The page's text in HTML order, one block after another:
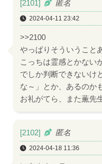
[2101]
匿名
2024-04-11 23:42
>>2100
やっぱりそういうこと
こっちは霊感とかない
でしか判断できないけ
な～」とか、あるのか
お礼がてら、また薫先
[2102] 匿名
2024-04-18 11:36